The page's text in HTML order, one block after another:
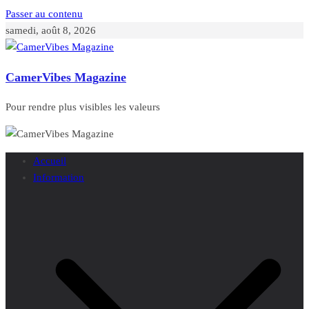
Passer au contenu
samedi, août 8, 2026
CamerVibes Magazine
Pour rendre plus visibles les valeurs
Accueil
Information